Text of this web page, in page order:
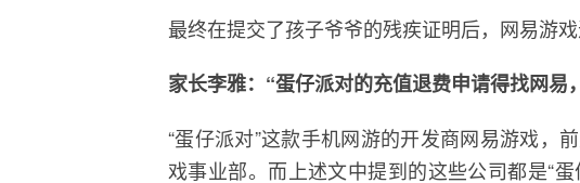
最终在提交了孩子爷爷的残疾证明后，网易游戏
家长李雅：“蛋仔派对的充值退费申请得找网易
“蛋仔派对”这款手机网游的开发商网易游戏，
戏事业部。而上述文中提到的这些公司都是“